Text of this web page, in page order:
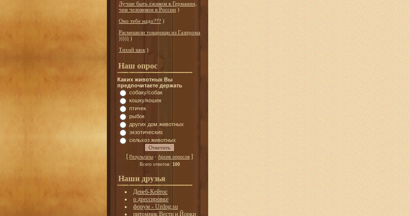
Лучше быть ёжиком в Германии,
чем человеком в России )
Оно тебе надо??? )
Расмешили товарищи из Газпрома
))))) )
Тихий шок )
Наш опрос
Каких животных Вы
предпочитаете держать
собаку/собак
кошку/кошек
птичек
рыбок
других дом.животных
экзотических
сельхоз.животных
[ Результаты · Архив опросов ]
Всего ответов: 100
Наши друзья
Денеб-Кейтос
о дрессировке
форум - Uzdog.su
питомник Вести и Йорки